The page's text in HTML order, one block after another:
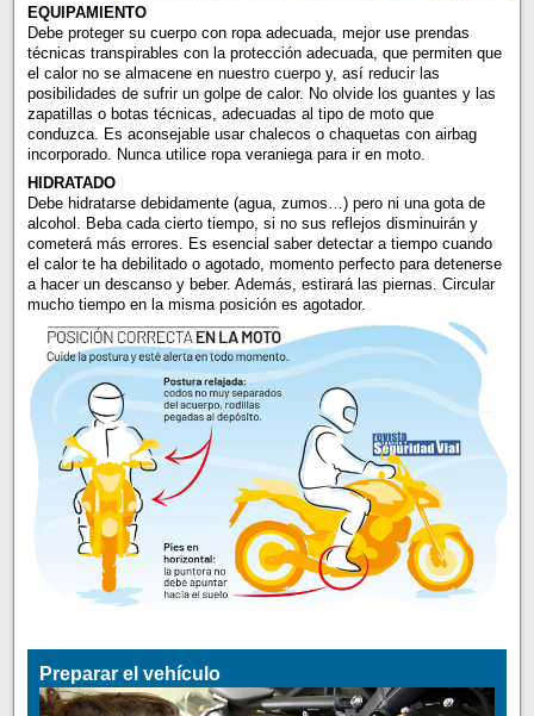
EQUIPAMIENTO
Debe proteger su cuerpo con ropa adecuada, mejor use prendas
técnicas transpirables con la protección adecuada, que permiten que
el calor no se almacene en nuestro cuerpo y, así reducir las
posibilidades de sufrir un golpe de calor. No olvide los guantes y las
zapatillas o botas técnicas, adecuadas al tipo de moto que
conduzca. Es aconsejable usar chalecos o chaquetas con airbag
incorporado. Nunca utilice ropa veraniega para ir en moto.
HIDRATADO
Debe hidratarse debidamente (agua, zumos…) pero ni una gota de
alcohol. Beba cada cierto tiempo, si no sus reflejos disminuirán y
cometerá más errores. Es esencial saber detectar a tiempo cuando
el calor te ha debilitado o agotado, momento perfecto para detenerse
a hacer un descanso y beber. Además, estirará las piernas. Circular
mucho tiempo en la misma posición es agotador.
Preparar el vehículo